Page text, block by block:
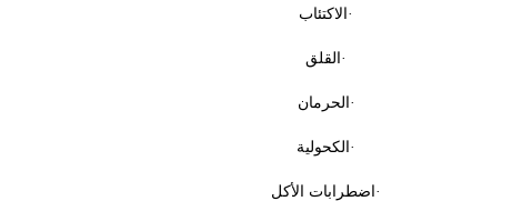
·الاكتئاب
·القلق
·الحرمان
·الكحولية
·اضطرابات الأكل